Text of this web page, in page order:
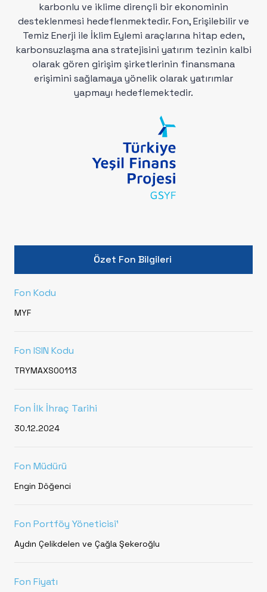
karbonlu ve iklime dirençli bir ekonominin
desteklenmesi hedeflenmektedir. Fon, Erişilebilir ve
Temiz Enerji ile İklim Eylemi araçlarına hitap eden,
karbonsuzlaşma ana stratejisini yatırım tezinin kalbi
olarak gören girişim şirketlerinin finansmana
erişimini sağlamaya yönelik olarak yatırımlar
yapmayı hedeflemektedir.
Özet Fon Bilgileri
Fon Kodu
MYF
Fon ISIN Kodu
TRYMAXS00113
Fon İlk İhraç Tarihi
30.12.2024
Fon Müdürü
Engin Döğenci
Fon Portföy Yöneticisi¹
Aydın Çelikdelen ve Çağla Şekeroğlu
Fon Fiyatı